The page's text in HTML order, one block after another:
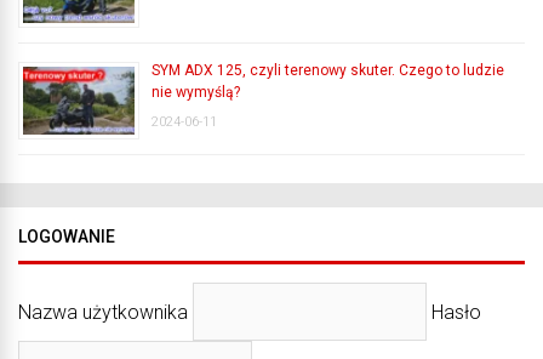
SYM ADX 125, czyli terenowy skuter. Czego to ludzie
nie wymyślą?
2024-06-11
LOGOWANIE
Nazwa użytkownika Hasło